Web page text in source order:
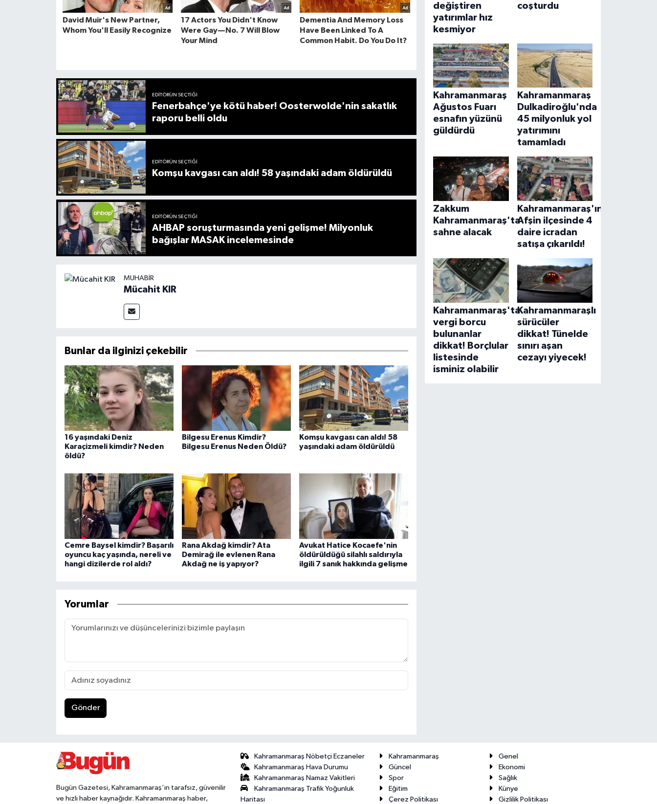
EDITÖRÜN SEÇTIĞI
Fenerbahçe'ye kötü haber! Oosterwolde'nin sakatlık
raporu belli oldu
EDITÖRÜN SEÇTIĞI
Komşu kavgası can aldı! 58 yaşındaki adam öldürüldü
EDITÖRÜN SEÇTIĞI
AHBAP soruşturmasında yeni gelişme! Milyonluk
bağışlar MASAK incelemesinde
MUHABIR
Mücahit KIR
Bunlar da ilginizi çekebilir
16 yaşındaki Deniz
Karaçizmeli kimdir? Neden
öldü?
Bilgesu Erenus Kimdir?
Bilgesu Erenus Neden Öldü?
Komşu kavgası can aldı! 58
yaşındaki adam öldürüldü
Cemre Baysel kimdir? Başarılı
oyuncu kaç yaşında, nereli ve
hangi dizilerde rol aldı?
Rana Akdağ kimdir? Ata
Demirağ ile evlenen Rana
Akdağ ne iş yapıyor?
Avukat Hatice Kocaefe'nin
öldürüldüğü silahlı saldırıyla
ilgili 7 sanık hakkında gelişme
Yorumlar
Gönder
değiştiren
yatırımlar hız
kesmiyor
coşturdu
Kahramanmaraş
Ağustos Fuarı
esnafın yüzünü
güldürdü
Kahramanmaraş
Dulkadiroğlu'nda
45 milyonluk yol
yatırımını
tamamladı
Zakkum
Kahramanmaraş'ta
sahne alacak
Kahramanmaraş'ın
Afşin ilçesinde 4
daire icradan
satışa çıkarıldı!
Kahramanmaraş'ta
vergi borcu
bulunanlar
dikkat! Borçlular
listesinde
isminiz olabilir
Kahramanmaraşlı
sürücüler
dikkat! Tünelde
sınırı aşan
cezayı yiyecek!
Bugün Gazetesi, Kahramanmaraş’ın tarafsız, güvenilir
ve hızlı haber kaynağıdır. Kahramanmaraş haber,
Kahramanmaraş Nöbetçi Eczaneler
Kahramanmaraş Hava Durumu
Kahramanmaraş Namaz Vakitleri
Kahramanmaraş Trafik Yoğunluk
Haritası
Kahramanmaraş
Genel
Güncel
Ekonomi
Spor
Sağlık
Eğitim
Künye
Çerez Politikası
Gizlilik Politikası